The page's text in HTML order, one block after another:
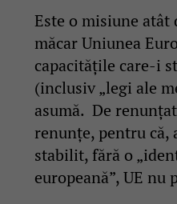
Este o misiune
măcar Uniunea
capacitățile care-i
(inclusiv „legi ale
asumă. De
renunțe, pentru că,
stabilit, fără o
europeană”, UE nu